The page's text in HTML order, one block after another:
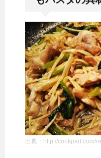
出典：http://cookpad.com/